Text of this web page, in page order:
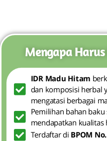
Mengapa
IDR Madu Hitam
dan komposisi herbal
mengatasi berbagai
Pemilihan bahan
mendapatkan kualitas
Terdaftar di BPOM